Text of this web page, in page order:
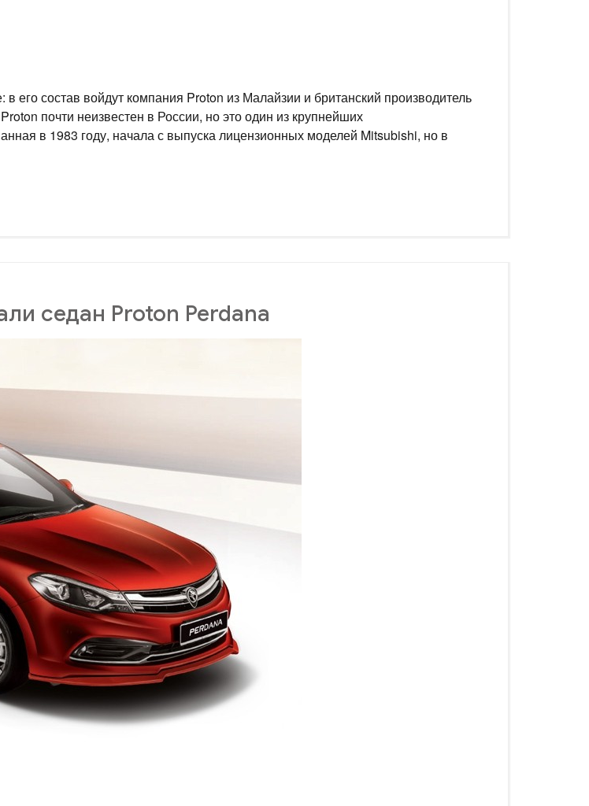
его состав войдут компания Proton из Малайзии и британский производитель
почти неизвестен в России, но это один из крупнейших
в 1983 году, начала с выпуска лицензионных моделей Mitsubishi, но в
седан Proton Perdana